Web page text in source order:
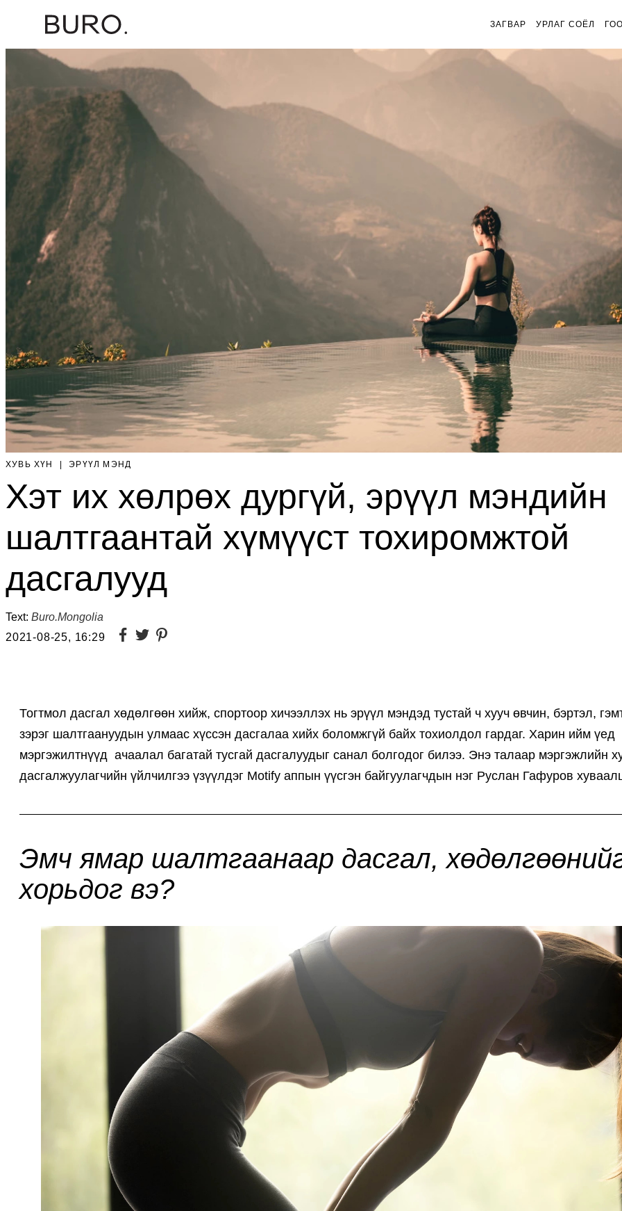
ЗАГВАР УРЛАГ СОЁЛ
ХУВЬ ХҮН | ЭРҮҮЛ МЭНД
Хэт их хөлрөх дургүй, эрүүл мэндийн
шалтгаантай хүмүүст тохиромжтой
дасгалууд
Text: Buro.Mongolia
2021-08-25, 16:29
Тогтмол дасгал хөдөлгөөн хийж, спортоор хичээллэх нь эрүүл мэндэд тустай ч хууч өвчин, бэртэл,
зэрэг шалтгаануудын улмаас хүссэн дасгалаа хийх боломжгүй байх тохиолдол гардаг. Харин ийм үед
мэргэжилтнүүд ачаалал багатай тусгай дасгалуудыг санал болгодог билээ. Энэ талаар мэргэжлийн
дасгалжуулагчийн үйлчилгээ үзүүлдэг Motify аппын үүсгэн байгуулагчдын нэг Руслан Гафуров
Эмч ямар шалтгаанаар дасгал,
хорьдог вэ?